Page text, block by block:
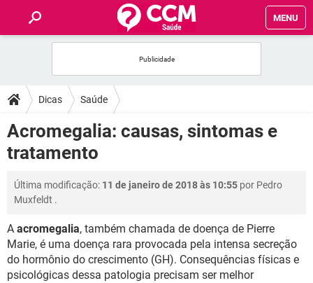
MENU
FÓRUM
SAÚDE
FAMÍLIA
NUTRIÇÃO
BEM-ESTAR
SEXUALIDADE
Dicas Saúde
Acromegalia: causas, sintomas e
tratamento
Última modificação: 11 de janeiro de 2018 às 10:55 por Pedro
Muxfeldt .
A acromegalia, também chamada de doença de Pierre
Marie, é uma doença rara provocada pela intensa secreção
do hormônio do crescimento (GH). Consequências físicas e
psicológicas dessa patologia precisam ser melhor